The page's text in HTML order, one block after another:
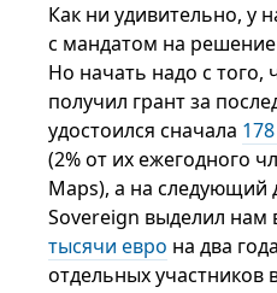
Как ни удивительно, у
с мандатом на
Но начать надо с того,
получил грант за
удостоился сначала
(2% от их ежегодного
Maps), а на
Sovereign выделил
тысячи евро на два
отдельных участников